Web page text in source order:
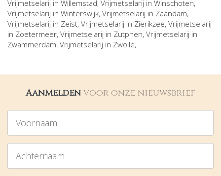
Vrijmetselarij in Willemstad, Vrijmetselarij in Winschoten,
Vrijmetselarij in Winterswijk, Vrijmetselarij in Zaandam,
Vrijmetselarij in Zeist, Vrijmetselarij in Zierikzee, Vrijmetselarij
in Zoetermeer, Vrijmetselarij in Zutphen, Vrijmetselarij in
Zwammerdam, Vrijmetselarij in Zwolle,
Aanmelden voor onze nieuwsbrief